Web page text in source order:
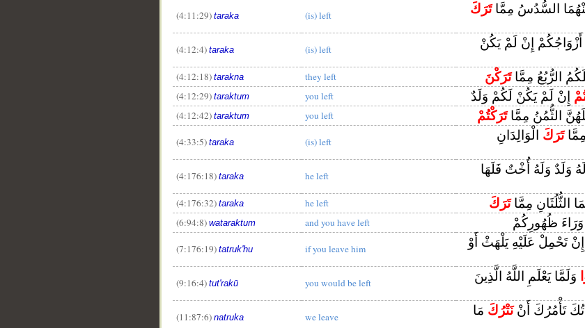
(4:11:29) taraka (is) left السُّدُسُ مِمَّاتَرَكَ
(4:12:4) taraka (is) left
أَزْوَاجُكُمْ إِنْ لَمْ يَكُنْ
(4:12:18) tarakna they left الرُّبُعُ مِمَّاتَرَكْنَ
(4:12:29) taraktum you left إِنْ لَمْ يَكُنْ لَكُمْ وَلَدٌ
(4:12:42) taraktum you left الثُّمُنُ مِمَّاتَرَكْتُمْ
(4:33:5) taraka (is) left تَرَكَ الْوَالِدَانِ
(4:176:18) taraka he left
وَلَدٌ وَلَهُ أُخْتٌ فَلَهَا
(4:176:32) taraka he left الثُّلُثَانِ مِمَّاتَرَكَ
(6:94:8) wataraktum and you have left وَرَاءَ ظُهُورِكُمْ
(7:176:19) tatruk'hu if you leave him
تَحْمِلْ عَلَيْهِ يَلْهَثْ أَوْ
(9:16:4) tut'rakū you would be left
وَلَمَّا يَعْلَمِ اللَّهُ الَّذِينَ
(11:87:6) natruka we leave تَأْمُرُكَ أَنْنَتْرُكَ مَا